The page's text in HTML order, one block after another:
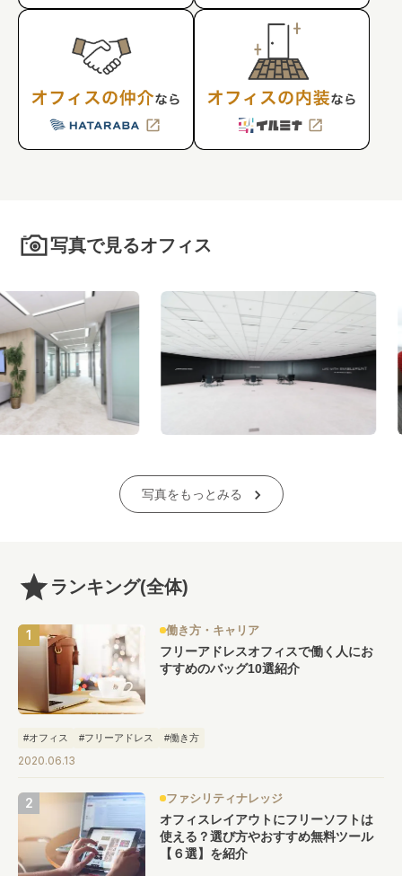
写真で見るオフィス
写真をもっとみる
ランキング(全体)
働き方・キャリア
フリーアドレスオフィスで働く人にお
すすめのバッグ10選紹介
#オフィス #フリーアドレス #働き方
2020.06.13
ファシリティナレッジ
オフィスレイアウトにフリーソフトは
使える？選び方やおすすめ無料ツール
【６選】を紹介